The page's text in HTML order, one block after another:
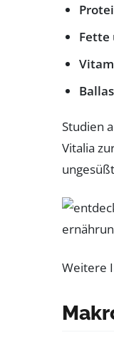
Fette
Studien
Vitalia
Weitere